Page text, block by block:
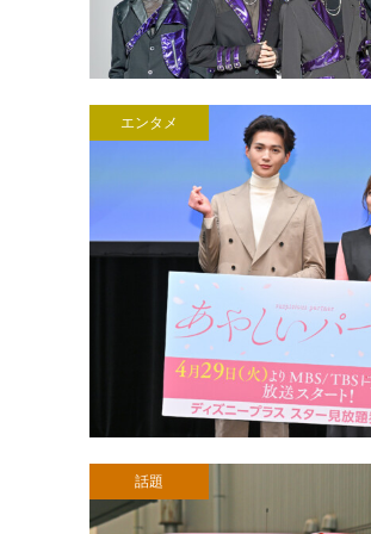
エンタメ
話題